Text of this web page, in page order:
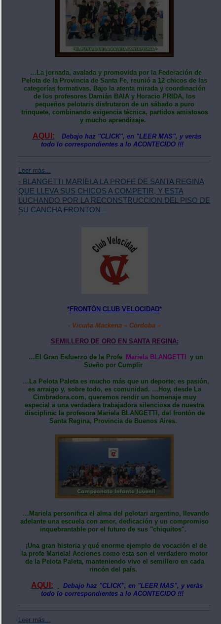
…La jornada, avalada y promovida por la Federación de
Pelota de la Provincia de Santa Fe, reunió a 12 chicos de las
categorías formativas. Bajo la atenta mirada y coordinación
de los profesores Damián BAIA y Horacio PRIDA, los
pequeños pelotaris disfrutaron de un sábado a puro
trinquete, combinando exigencia técnica, partidos amistosos
y mucho aprendizaje.
AQUI:
Debajo haz "CLICK", en "LEER MAS", y veràs
todo lo correspondientes a lo ACONTECIDO !!!
Leer más...
- BLANGETTI MARIELA LA PROFE DE SANTA REGINA
QUE LLEVA SUS CHICOS A COMPETIR, Y ESTA
LUCHANDO POR LA RECONSTRUCCION DEL PISO DE
SU CANCHA FRONTON –
* FRONTÒN CLUB VELOCIDAD*
- Vicuña Mackena – Còrdoba –
SEMILLERO DE ORO EN SANTA REGINA:
…El Gran Esfuerzo de la Profe Mariela BLANGETTI
y un
Sueño por Cumplir
…La Pelota Paleta es mucho más que un deporte; es pasión,
es arraigo y, sobre todo, es comunidad. …Hoy, desde La
Cimbradora.com, queremos rendir un homenaje muy
especial a una verdadera trabajadora silenciosa de nuestra
disciplina: la profesora Mariela BLANGETTI, del frontón de
Santa Regina, Provincia de Buenos Aires.
…Mariela personifica el alma del pelotari argentino, llevando
adelante una escuela con amor, dedicación y un compromiso
inquebrantable por el futuro de sus "chiquitos".
¡Una gran historia y qué enorme ejemplo de vocación el de
la profe Mariela! Acciones como esta son el verdadero motor
de la Pelota Paleta, manteniendo vivo el semillero en cada
rincón del país.
AQUI:
Debajo haz "CLICK", en "LEER MAS", y veràs
todo lo correspondientes a lo ACONTECIDO !!!
Leer más...